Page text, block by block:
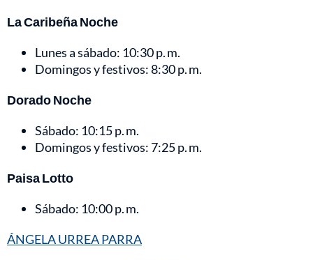
La Caribeña Noche
Lunes a sábado: 10:30 p. m.
Domingos y festivos: 8:30 p. m.
Dorado Noche
Sábado: 10:15 p. m.
Domingos y festivos: 7:25 p. m.
Paisa Lotto
Sábado: 10:00 p. m.
ÁNGELA URREA PARRA